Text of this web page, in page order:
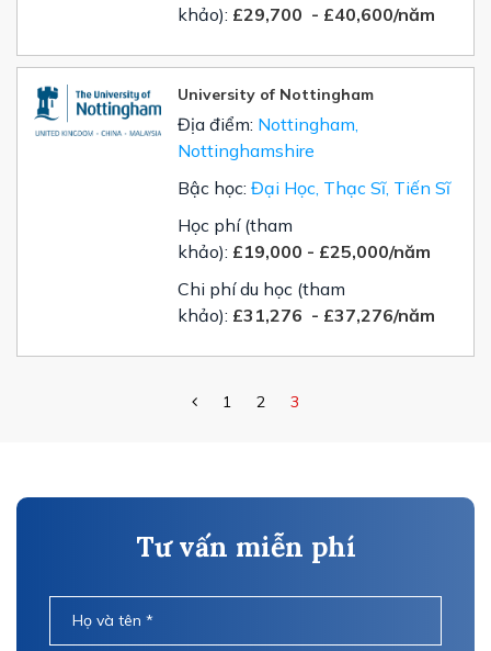
khảo): £29,700 - £40,600/năm
University of Nottingham
Địa điểm: Nottingham,
Nottinghamshire
Bậc học: Đại Học, Thạc Sĩ, Tiến Sĩ
Học phí (tham
khảo): £19,000 - £25,000/năm
Chi phí du học (tham
khảo): £31,276 - £37,276/năm
1 2 3
Tư vấn miễn phí